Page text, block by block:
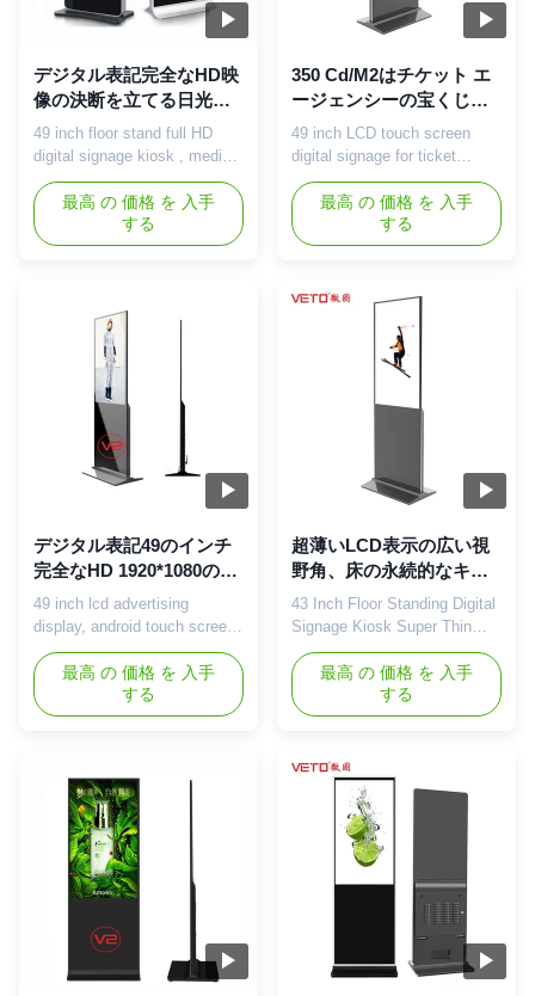
デジタル表記完全なHD映
像の決断を立てる日光の
見ることができる床
49 inch floor stand full HD
digital signage kiosk , media
player touch screen display
49 inch LCD advertising kiosk
specification: Panel parameter
Size 49 inch LCD screen
Resolution 1920*1080
Brightness 350cd/m*2 Color
16.7M Response time 6.5MS
Contrast ...
最高 の 価格 を 入手
する
350 Cd/M2はチケット エ
ージェンシーの宝くじの
中心のための永続的なデ
ジタル表示装置スクリー
49 inch LCD touch screen
digital signage for ticket
agencies / lottery centers 49
inch floor-standing LCD
advertising display
specification: LCD screen
AD490LY-A Screen size: 49
proportion: 16:9
Resolution(Pixel): 1920*1080
Display color: 16.7 M
Response ...
最高 の 価格 を 入手
する
デジタル表記49のインチ
完全なHD 1920*1080の鮮
やかなイメージのレイア
ウトを立てる相互床
49 inch lcd advertising
display, android touch screen
kiosk, floor stand digital
signage player About us 1.
Veto established in 2012,
main manufacturer for video
We only make high quality
production and welcome to
samples order for you ...
最高 の 価格 を 入手
する
超薄いLCD表示の広い視
野角、床の永続的なキオ
スク43
43 Inch Floor Standing Digital
Signage Kiosk Super Thin
LCD Advertising Player Quick
Detail: 1, metal shell,ultra-slim
design. 2, convenient
use,delicate appearance. 3,
memory card to update ad
files 43 inch floor standing
LCD advertising screen
specification: Panel type 43
最高 の 価格 を 入手
する